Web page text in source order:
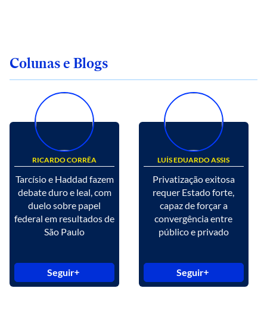
Colunas e Blogs
RICARDO CORRÊA
Tarcísio e Haddad fazem
debate duro e leal, com
duelo sobre papel
federal em resultados de
São Paulo
Seguir
LUÍS EDUARDO ASSIS
Privatização exitosa
requer Estado forte,
capaz de forçar a
convergência entre
público e privado
Seguir